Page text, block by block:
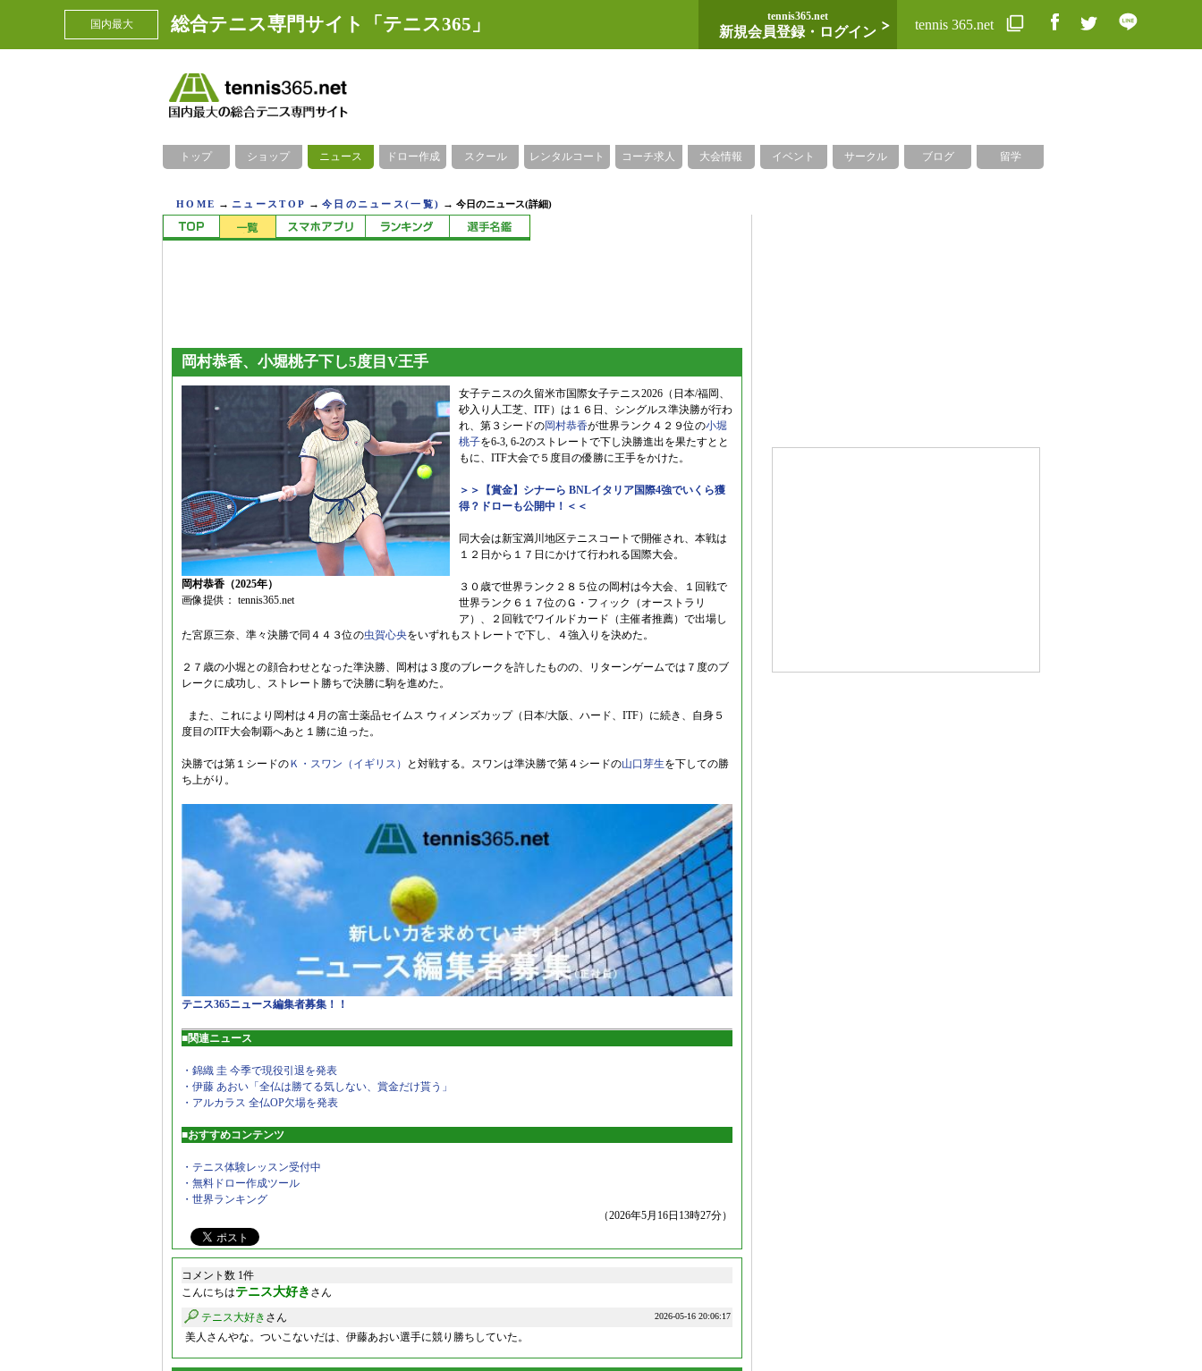
国内最大 総合テニス専門サイト「テニス365」 tennis365.net
新規会員登録・ログイン tennis 365.net
トップ ショップ ニュース ドロー作成 スクール レンタルコート コーチ求人 大会情報 イベント サークル ブログ 留学
HOME → ニュースTOP →今日のニュース(一覧) →今日のニュース(詳細)
岡村恭香、小堀桃子下し5度目V王手
岡村恭香（2025年）
画像提供： tennis365.net
女子テニスの久留米市国際女子テニス2026（日本/福岡、
砂入り人工芝、ITF）は１６日、シングルス準決勝が行わ
れ、第３シードの岡村恭香が世界ランク４２９位の小堀
桃子を6-3, 6-2のストレートで下し決勝進出を果たすとと
もに、ITF大会で５度目の優勝に王手をかけた。
＞＞【賞金】シナーら BNLイタリア国際4強でいくら獲
得？ドローも公開中！＜＜
同大会は新宝満川地区テニスコートで開催され、本戦は
１２日から１７日にかけて行われる国際大会。
３０歳で世界ランク２８５位の岡村は今大会、１回戦で
世界ランク６１７位のＧ・フィック（オーストラリ
ア）、２回戦でワイルドカード（主催者推薦）で出場し
た宮原三奈、準々決勝で同４４３位の虫賀心央をいずれもストレートで下し、４強入りを決めた。
２７歳の小堀との顔合わせとなった準決勝、岡村は３度のブレークを許したものの、リターンゲームでは７度のブ
レークに成功し、ストレート勝ちで決勝に駒を進めた。
また、これにより岡村は４月の富士薬品セイムス ウィメンズカップ（日本/大阪、ハード、ITF）に続き、自身５
度目のITF大会制覇へあと１勝に迫った。
決勝では第１シードのＫ・スワン（イギリス） と対戦する。スワンは準決勝で第４シードの山口芽生を下しての勝
ち上がり。
テニス365ニュース編集者募集！！
■関連ニュース
・錦織 圭 今季で現役引退を発表
・伊藤 あおい「全仏は勝てる気しない、賞金だけ貰う」
・アルカラス 全仏OP欠場を発表
■おすすめコンテンツ
・テニス体験レッスン受付中
・無料ドロー作成ツール
・世界ランキング
（2026年5月16日13時27分）
コメント数 1件
こんにちはテニス大好き さん
2026-05-16 20:06:17
テニス大好き さん
美人さんやな。ついこないだは、伊藤あおい選手に競り勝ちしていた。